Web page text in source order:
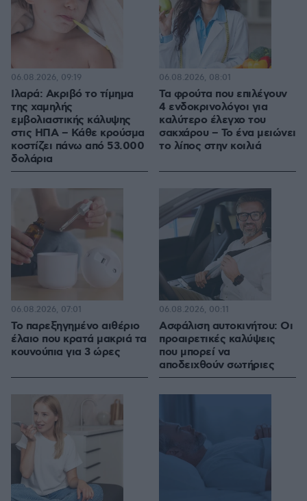
Ιλαρά: Ακριβό το τίμημα
της χαμηλής
εμβολιαστικής κάλυψης
στις ΗΠΑ – Κάθε κρούσμα
κοστίζει πάνω από 53.000
δολάρια
06.08.2026, 09:19
Τα φρούτα που επιλέγουν
4 ενδοκρινολόγοι για
καλύτερο έλεγχο του
σακχάρου – Το ένα μειώνει
το λίπος στην κοιλιά
06.08.2026, 08:01
Το παρεξηγημένο αιθέριο
έλαιο που κρατά μακριά τα
κουνούπια για 3 ώρες
06.08.2026, 07:01
Ασφάλιση αυτοκινήτου: Οι
προαιρετικές καλύψεις
που μπορεί να
αποδειχθούν σωτήριες
06.08.2026, 00:11